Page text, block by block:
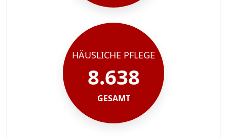
HÄUSLICHE PFLEGE
8.638
GESAMT